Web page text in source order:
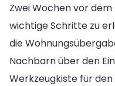
Zwei Wochen vor
wichtige Schritte zu
die
Nachbarn über den
Werkzeugkiste für